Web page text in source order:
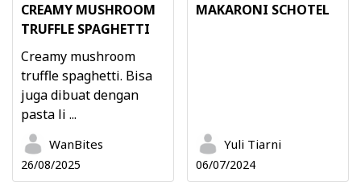
CREAMY MUSHROOM
TRUFFLE SPAGHETTI
Creamy mushroom
truffle spaghetti. Bisa
juga dibuat dengan
pasta li ...
WanBites
26/08/2025
MAKARONI SCHOTEL
Yuli Tiarni
06/07/2024